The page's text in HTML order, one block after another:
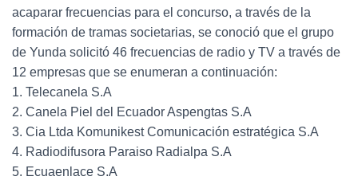
acaparar frecuencias para el concurso, a través de la
formación de tramas societarias, se conoció que el grupo
de Yunda solicitó 46 frecuencias de radio y TV a través de
12 empresas que se enumeran a continuación:
1. Telecanela S.A
2. Canela Piel del Ecuador Aspengtas S.A
3. Cia Ltda Komunikest Comunicación estratégica S.A
4. Radiodifusora Paraiso Radialpa S.A
5. Ecuaenlace S.A